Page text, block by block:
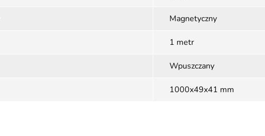
Magnetyczny
1 metr
Wpuszczany
1000x49x41 mm